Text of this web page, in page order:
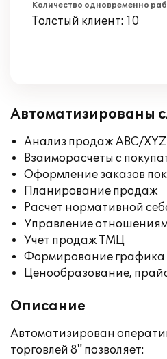
Количество одновременно
Толстый клиент: 10
Автоматизированы
Анализ продаж ABC/XYZ
Взаиморасчеты с
Оформление заказов
Планирование продаж
Расчет нормативной
Управление
Учет продаж ТМЦ
Формирование графика
Ценообразование,
Описание
Автоматизирован
торговлей 8" позволяет: